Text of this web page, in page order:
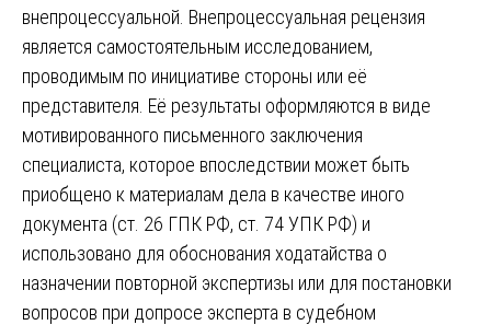
внепроцессуальной. Внепроцессуальная рецензия
является самостоятельным исследованием,
проводимым по инициативе стороны или её
представителя. Её результаты оформляются в виде
мотивированного письменного заключения
специалиста, которое впоследствии может быть
приобщено к материалам дела в качестве иного
документа (ст. 26 ГПК РФ, ст. 74 УПК РФ) и
использовано для обоснования ходатайства о
назначении повторной экспертизы или для постановки
вопросов при допросе эксперта в судебном